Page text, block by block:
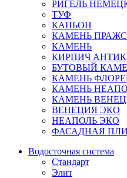
РИГЕЛЬ
ТУФ
КАНЬОН
КАМЕНЬ
КАМЕНЬ
КИРПИЧ АНТИК
БУТОВЫЙ
КАМЕНЬ
КАМЕНЬ
КАМЕНЬ
ВЕНЕЦИЯ ЭКО
НЕАПОЛЬ ЭКО
ФАСАДНАЯ
Водосточная система
Стандарт
Элит